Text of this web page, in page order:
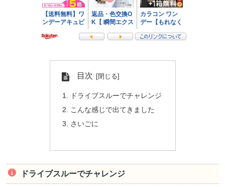
目次
ドライブスルーでチャレンジ
こんな感じで出てきました
さいごに
ドライブスルーでチャレンジ